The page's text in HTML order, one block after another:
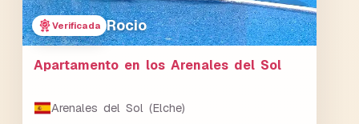
Verificada Rocio
Apartamento en los Arenales del Sol
Arenales del Sol (Elche)